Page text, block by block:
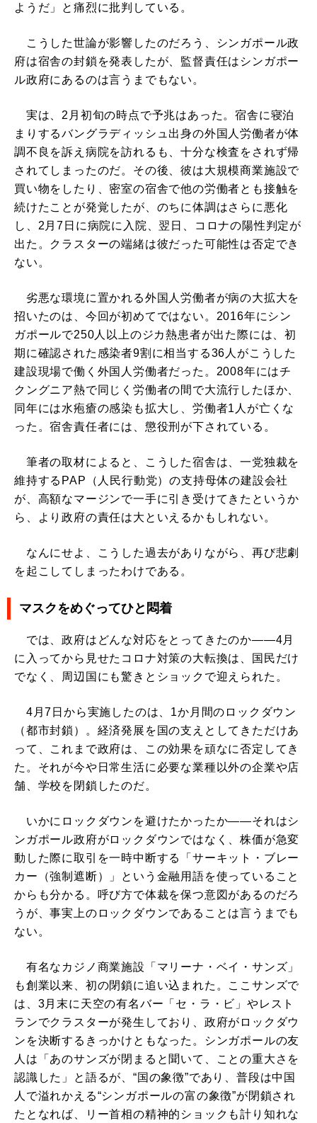
ようだ」と痛烈に批判している。
こうした世論が影響したのだろう、シンガポール政
府は宿舎の封鎖を発表したが、監督責任はシンガポー
ル政府にあるのは言うまでもない。
実は、2月初旬の時点で予兆はあった。宿舎に寝泊
まりするバングラディッシュ出身の外国人労働者が体
調不良を訴え病院を訪れるも、十分な検査をされず帰
されてしまったのだ。その後、彼は大規模商業施設で
買い物をしたり、密室の宿舎で他の労働者とも接触を
続けたことが発覚したが、のちに体調はさらに悪化
し、2月7日に病院に入院、翌日、コロナの陽性判定が
出た。クラスターの端緒は彼だった可能性は否定でき
ない。
劣悪な環境に置かれる外国人労働者が病の大拡大を
招いたのは、今回が初めてではない。2016年にシン
ガポールで250人以上のジカ熱患者が出た際には、初
期に確認された感染者9割に相当する36人がこうした
建設現場で働く外国人労働者だった。2008年にはチ
クングニア熱で同じく労働者の間で大流行したほか、
同年には水疱瘡の感染も拡大し、労働者1人が亡くな
った。宿舎責任者には、懲役刑が下されている。
筆者の取材によると、こうした宿舎は、一党独裁を
維持するPAP（人民行動党）の支持母体の建設会社
が、高額なマージンで一手に引き受けてきたというか
ら、より政府の責任は大といえるかもしれない。
なんにせよ、こうした過去がありながら、再び悲劇
を起こしてしまったわけである。
マスクをめぐってひと悶着
では、政府はどんな対応をとってきたのか――4月
に入ってから見せたコロナ対策の大転換は、国民だけ
でなく、周辺国にも驚きとショックで迎えられた。
4月7日から実施したのは、1か月間のロックダウン
（都市封鎖）。経済発展を国の支えとしてきただけあ
って、これまで政府は、この効果を頑なに否定してき
た。それが今や日常生活に必要な業種以外の企業や店
舗、学校を閉鎖したのだ。
いかにロックダウンを避けたかったか――それはシ
ンガポール政府がロックダウンではなく、株価が急変
動した際に取引を一時中断する「サーキット・ブレー
カー（強制遮断）」という金融用語を使っていること
からも分かる。呼び方で体裁を保つ意図があるのだろ
うが、事実上のロックダウンであることは言うまでも
ない。
有名なカジノ商業施設「マリーナ・ベイ・サンズ」
も創業以来、初の閉鎖に追い込まれた。ここサンズで
は、3月末に天空の有名バー「セ・ラ・ビ」やレスト
ランでクラスターが発生しており、政府がロックダウ
ンを決断するきっかけともなった。シンガポールの友
人は「あのサンズが閉まると聞いて、ことの重大さを
認識した」と語るが、“国の象徴”であり、普段は中国
人で溢れかえる“シンガポールの富の象徴”が閉鎖され
たとなれば、リー首相の精神的ショックも計り知れな